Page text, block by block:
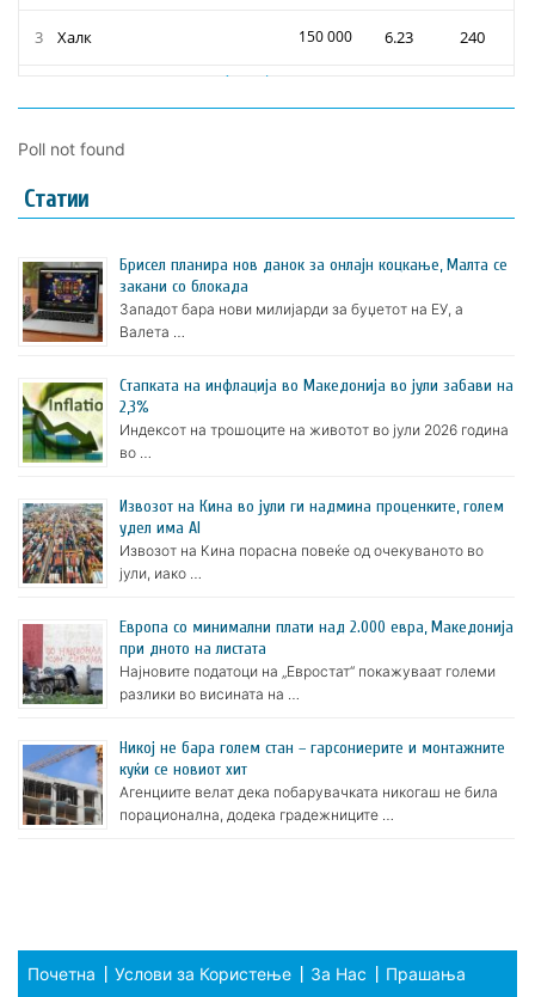
Poll not found
Статии
Брисел планира нов данок за онлајн коцкање, Малта се
закани со блокада
Западот бара нови милијарди за буџетот на ЕУ, а
Валета …
Стапката на инфлација во Македонија во јули забави на
2,3%
Индексот на трошоците на животот во јули 2026 година
во …
Извозот на Кина во јули ги надмина проценките, голем
удел има AI
Извозот на Кина порасна повеќе од очекуваното во
јули, иако …
Европа со минимални плати над 2.000 евра, Македонија
при дното на листата
Најновите податоци на „Евростат“ покажуваат големи
разлики во висината на …
Никој не бара голем стан – гарсониерите и монтажните
куќи се новиот хит
Агенциите велат дека побарувачката никогаш не била
порационална, додека градежниците …
Почетна Услови за Користење За Нас Прашања